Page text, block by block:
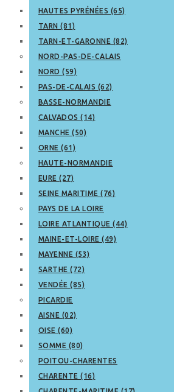
HAUTES PYRÉNÉES (65)
TARN (81)
TARN-ET-GARONNE (82)
NORD-PAS-DE-CALAIS
NORD (59)
PAS-DE-CALAIS (62)
BASSE-NORMANDIE
CALVADOS (14)
MANCHE (50)
ORNE (61)
HAUTE-NORMANDIE
EURE (27)
SEINE MARITIME (76)
PAYS DE LA LOIRE
LOIRE ATLANTIQUE (44)
MAINE-ET-LOIRE (49)
MAYENNE (53)
SARTHE (72)
VENDÉE (85)
PICARDIE
AISNE (02)
OISE (60)
SOMME (80)
POITOU-CHARENTES
CHARENTE (16)